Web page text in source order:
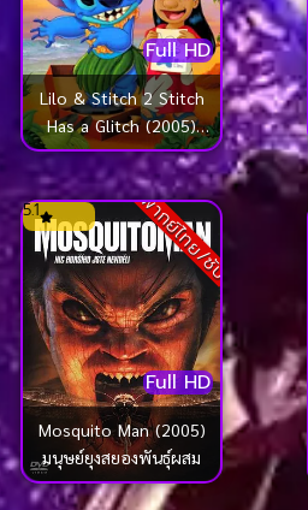
Full HD
Lilo & Stitch 2 Stitch
Has a Glitch (2005)
ลีโล แอนด์ สติทช์ ภาค 2
พากย์ไทย/ซับ
Full HD
5.1
Mosquito Man (2005)
มนุษย์ยุงสยองพันธุ์ผสม